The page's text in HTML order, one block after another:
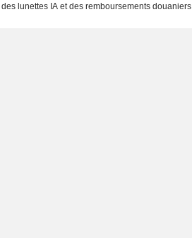
lunettes IA et des remboursements douaniers